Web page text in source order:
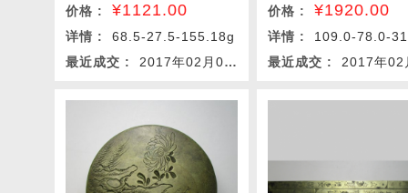
价格 : ¥1121.00
详情 : 68.5-27.5-155.18g
最近成交 : 2017年02月08日
价格 :¥1920.00
详情 : 109.0-78.0-31.7-
最近成交 :2017年02月